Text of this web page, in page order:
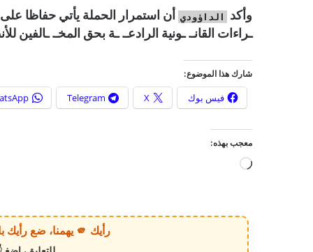
وأكد الداؤودي
أن استمرار الحملة يأتي حفاظا
ـراءات القانـ. ـونية الرادعـ. ـة بحق المخـ. ـالفين
شارك هذا الموضوع:
فيس بوك X
Telegram
معجب بهذه:
ي
رأيك 🫵 يهمنا، ضع رأيك بالخبر أو الموقع بكل وضوح وصراحة!